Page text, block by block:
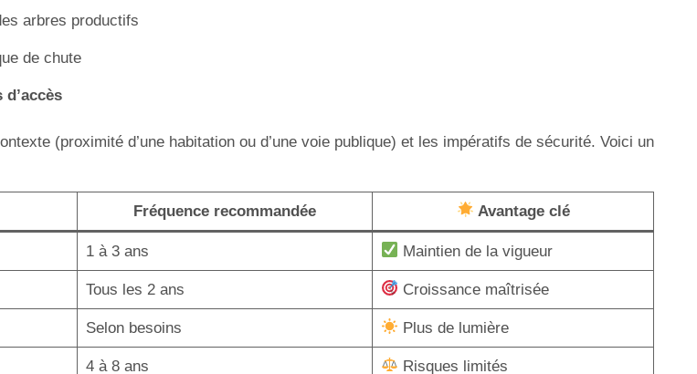
arbres productifs
de chute
(proximité d’une habitation ou d’une voie publique) et les impératifs de sécurité. Voici un
Fréquence recommandée Avantage clé
1 à 3 ans Maintien de la vigueur
Tous les 2 ans Croissance maîtrisée
Selon besoins Plus de lumière
4 à 8 ans Risques limités